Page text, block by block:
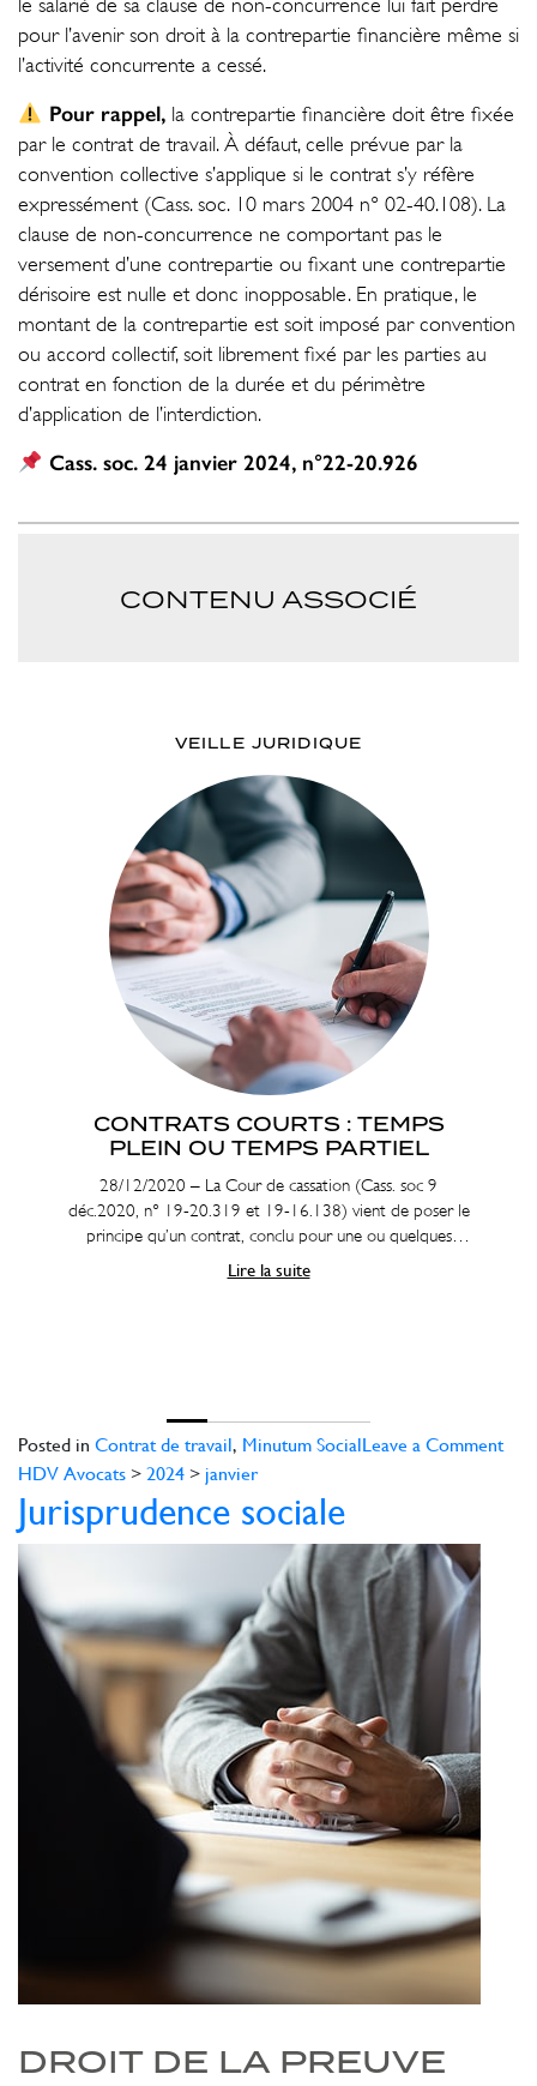
le salarié de sa clause de non-concurrence lui fait perdre
pour l’avenir son droit à la contrepartie financière même si
l’activité concurrente a cessé.
Pour rappel,la contrepartie financière doit être fixée
par le contrat de travail. À défaut, celle prévue par la
convention collective s’applique si le contrat s’y réfère
expressément (Cass. soc. 10 mars 2004 n° 02-40.108). La
clause de non-concurrence ne comportant pas le
versement d’une contrepartie ou fixant une contrepartie
dérisoire est nulle et donc inopposable. En pratique, le
montant de la contrepartie est soit imposé par convention
ou accord collectif, soit librement fixé par les parties au
contrat en fonction de la durée et du périmètre
d’application de l’interdiction.
Cass. soc. 24 janvier 2024, n°22-20.926
CONTENU ASSOCIÉ
VEILLE JURIDIQUE
CONTRATS COURTS : TEMPS
PLEIN OU TEMPS PARTIEL
28/12/2020 – La Cour de cassation (Cass. soc 9
déc.2020, n° 19-20.319 et 19-16.138) vient de poser le
principe qu’un contrat, conclu pour une ou quelques
journées, pour lequel le temps travaillé est inférieur à 35
Lire la suite
Posted in Contrat de travail, Minutum SocialLeave a Commenton
HDV Avocats > 2024 > janvier
Jurisprudence sociale
DROIT DE LA PREUVE